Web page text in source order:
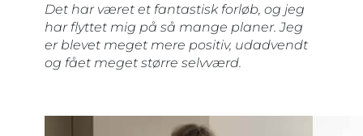
Det har været et fantastisk forløb, og jeg
har flyttet mig på så mange planer. Jeg
er blevet meget mere positiv, udadvendt
og fået meget større selvværd.